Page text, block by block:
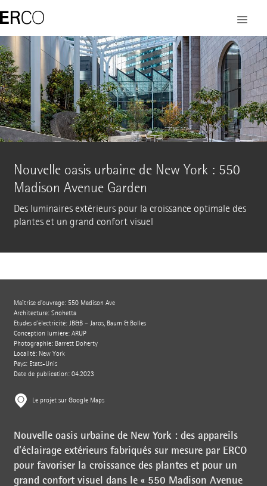
Nouvelle oasis urbaine de New York : 550
Madison Avenue Garden
Des luminaires extérieurs pour la croissance optimale des
plantes et un grand confort visuel
Maîtrise d’ouvrage: 550 Madison Ave
Architecture: Snohetta
Etudes d'électricité: JB&B – Jaros, Baum & Bolles
Conception lumière: ARUP
Photographie: Barrett Doherty
Localité: New York
Pays: Etats-Unis
Date de publication: 04.2023
Le projet sur Google Maps
Nouvelle oasis urbaine de New York : des appareils
d’éclairage extérieurs fabriqués sur mesure par ERCO
pour favoriser la croissance des plantes et pour un
grand confort visuel dans le « 550 Madison Avenue